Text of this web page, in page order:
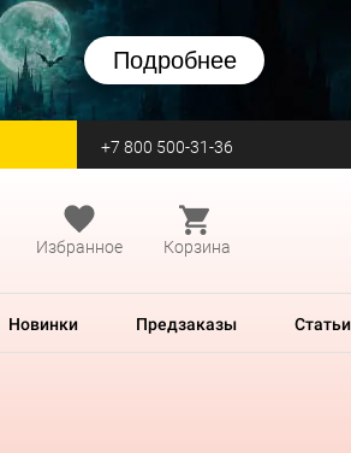
Подробнее
на Zvezda +7 800 500-31-36
Избранное Корзина
Новинки Предзаказы Статьи